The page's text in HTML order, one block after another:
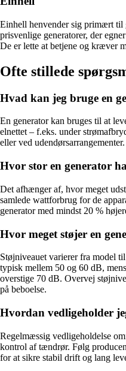
Einhell henvender sig primært til
prisvenlige generatorer, der
De er lette at betjene og kræver
Ofte stillede
Hvad kan jeg bruge en
En generator kan bruges til at
elnettet – f.eks. under
eller ved udendørsarrangementer.
Hvor stor en generator
Det afhænger af, hvor meget
samlede wattforbrug for de
generator med mindst 20 %
Hvor meget støjer en
Støjniveauet varierer fra model
typisk mellem 50 og 60 dB,
overstige 70 dB. Overvej
på beboelse.
Hvordan vedligeholder
Regelmæssig vedligeholdelse
kontrol af tændrør. Følg
for at sikre stabil drift og lang